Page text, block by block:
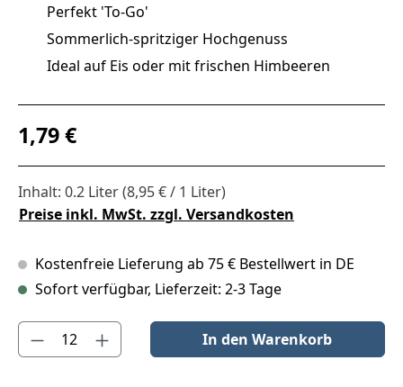
Perfekt 'To-Go'
Sommerlich-spritziger Hochgenuss
Ideal auf Eis oder mit frischen Himbeeren
Regulärer Preis:
1,79 €
Inhalt: 0.2 Liter(8,95 € / 1 Liter)
Preise inkl. MwSt. zzgl. Versandkosten
Kostenfreie Lieferung ab 75 € Bestellwert in DE
Sofort verfügbar, Lieferzeit: 2-3 Tage
Produkt Anzahl: Gib den gewünschten Wert ein oder benutze
In den Warenkorb